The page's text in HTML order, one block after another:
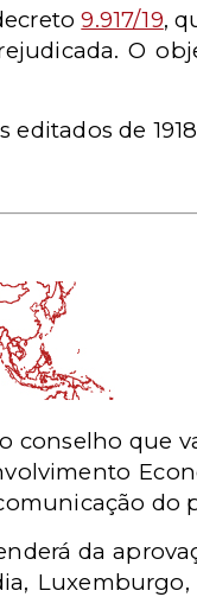
9.917/19,
O
de 1918
conselho que
do
da